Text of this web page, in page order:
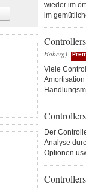
wieder im
im
Hoberg)
Viele
Der
Analyse
Optionen